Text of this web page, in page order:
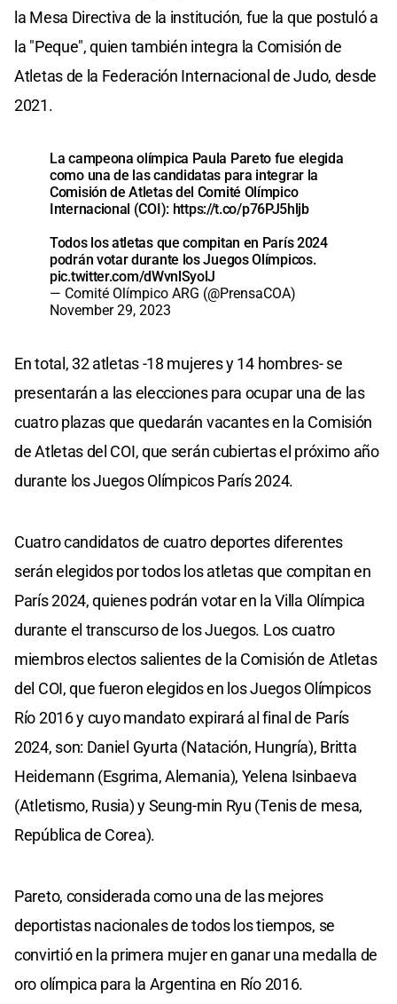
la Mesa Directiva de la institución, fue la que postuló a
la "Peque", quien también integra la Comisión de
Atletas de la Federación Internacional de Judo, desde
2021.
La campeona olímpica Paula Pareto fue elegida
como una de las candidatas para integrar la
Comisión de Atletas del Comité Olímpico
Internacional (COI): https://t.co/p76PJ5hljb
Todos los atletas que compitan en París 2024
podrán votar durante los Juegos Olímpicos.
pic.twitter.com/dWvnlSyolJ
— Comité Olímpico ARG (@PrensaCOA)
November 29, 2023
En total, 32 atletas -18 mujeres y 14 hombres- se
presentarán a las elecciones para ocupar una de las
cuatro plazas que quedarán vacantes en la Comisión
de Atletas del COI, que serán cubiertas el próximo año
durante los Juegos Olímpicos París 2024.
Cuatro candidatos de cuatro deportes diferentes
serán elegidos por todos los atletas que compitan en
París 2024, quienes podrán votar en la Villa Olímpica
durante el transcurso de los Juegos. Los cuatro
miembros electos salientes de la Comisión de Atletas
del COI, que fueron elegidos en los Juegos Olímpicos
Río 2016 y cuyo mandato expirará al final de París
2024, son: Daniel Gyurta (Natación, Hungría), Britta
Heidemann (Esgrima, Alemania), Yelena Isinbaeva
(Atletismo, Rusia) y Seung-min Ryu (Tenis de mesa,
República de Corea).
Pareto, considerada como una de las mejores
deportistas nacionales de todos los tiempos, se
convirtió en la primera mujer en ganar una medalla de
oro olímpica para la Argentina en Río 2016.